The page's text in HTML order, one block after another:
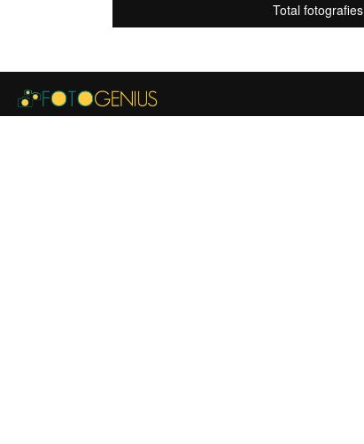
Total fotografies